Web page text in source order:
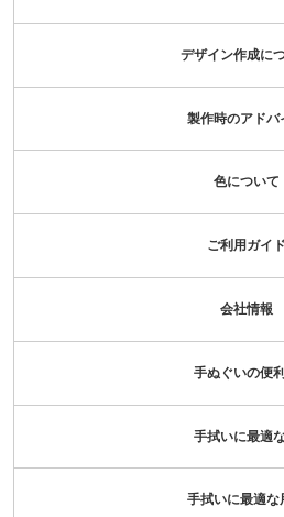
デザイン作成に
製作時のアドバ
色について
ご利用ガイド
会社情報
手ぬぐいの便
手拭いに最適
手拭いに最適な